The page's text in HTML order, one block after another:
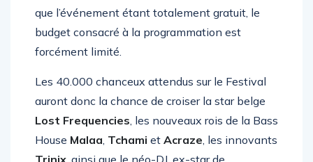
palir d’autres organisateurs de Festivals. Surtout
que l’événement étant totalement gratuit, le
budget consacré à la programmation est
Les 40.000 chanceux attendus sur le Festival
auront donc la chance de croiser la star belge
Lost Frequencies, les nouveaux rois de la Bass
House Malaa,TchamietAcraze, les innovants